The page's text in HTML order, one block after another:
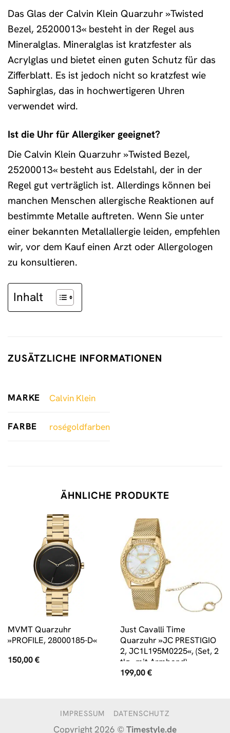
Das Glas der Calvin Klein Quarzuhr »Twisted
Bezel, 25200013« besteht in der Regel aus
Mineralglas. Mineralglas ist kratzfester als
Acrylglas und bietet einen guten Schutz für das
Zifferblatt. Es ist jedoch nicht so kratzfest wie
Saphirglas, das in hochwertigeren Uhren
verwendet wird.
Ist die Uhr für Allergiker geeignet?
Die Calvin Klein Quarzuhr »Twisted Bezel,
25200013« besteht aus Edelstahl, der in der
Regel gut verträglich ist. Allerdings können bei
manchen Menschen allergische Reaktionen auf
bestimmte Metalle auftreten. Wenn Sie unter
einer bekannten Metallallergie leiden, empfehlen
wir, vor dem Kauf einen Arzt oder Allergologen
zu konsultieren.
Inhalt
ZUSÄTZLICHE INFORMATIONEN
MARKE Calvin Klein
FARBE roségoldfarben
ÄHNLICHE PRODUKTE
MVMT Quarzuhr
»PROFILE, 28000185-D«
150,00€
Just Cavalli Time
Quarzuhr »JC PRESTIGIO
2, JC1L195M0225«, (Set, 2
tlg., mit Armband)
199,00€
IMPRESSUM DATENSCHUTZ
Copyright 2026 ©Timestyle.de